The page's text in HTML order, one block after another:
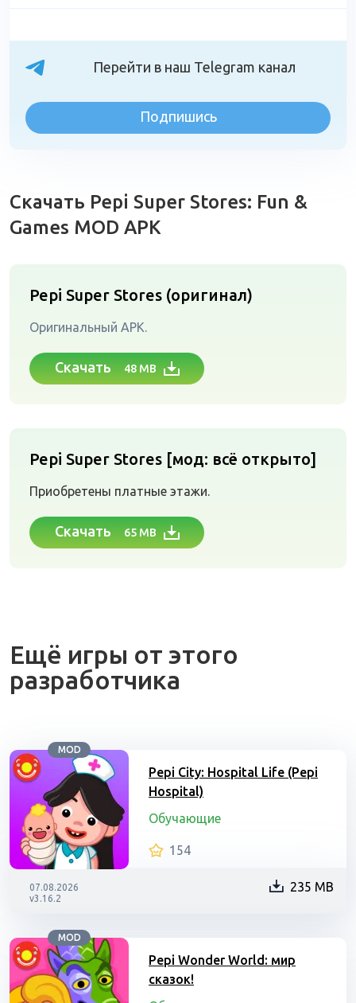
Перейти в наш Telegram канал
Подпишись
Скачать Pepi Super Stores: Fun &
Games MOD APK
Pepi Super Stores (оригинал)
Оригинальный APK.
Скачать 48 MB
Pepi Super Stores [мод: всё открыто]
Приобретены платные этажи.
Скачать 65 MB
Ещё игры от этого
разработчика
MOD
Pepi City: Hospital Life (Pepi
Hospital)
Обучающие
154
07.08.2026
v3.16.2
235 MB
MOD
Pepi Wonder World: мир
сказок!